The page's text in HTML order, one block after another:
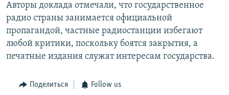
Авторы доклада отмечали, что государственное
радио страны занимается официальной
пропагандой, частные радиостанции избегают
любой критики, поскольку боятся закрытия, а
печатные издания служат интересам государства.
Поделиться Follow us